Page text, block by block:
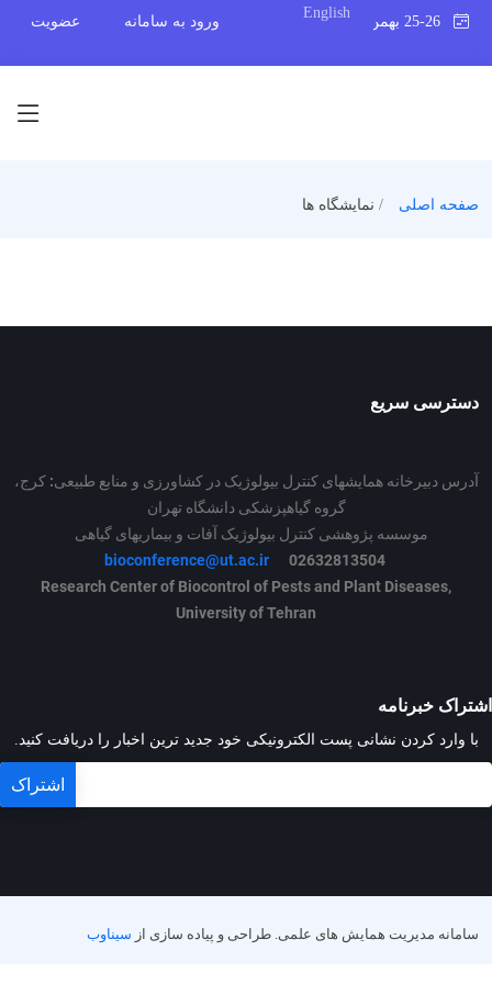
English
ورود به سامانه عضویت
صفحه اصلی نمایشگاه ها
دسترسی سریع
آدرس دبیرخانه همایش­های کنترل بیولوژیک در کشاورزی و منابع طبیعی: کرج،
گروه گیاه­پزشکی دانشگاه تهران
موسسه پژوهشی کنترل بیولوژیک آفات و بیماری­های گیاهی
02632813504
bioconference@ut.ac.ir
Research Center of Biocontrol of Pests and Plant Diseases,
University of Tehran
اشتراک خبرنامه
با وارد کردن نشانی پست الکترونیکی خود جدید ترین اخبار را دریافت کنید.
سامانه مدیریت همایش های علمی. طراحی و پیاده سازی از سیناوب